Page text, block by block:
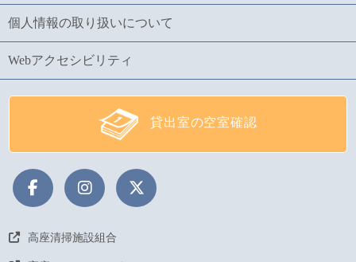
個人情報の取り扱いについて
Webアクセシビリティ
貸出室の空室確認
高座清掃施設組合